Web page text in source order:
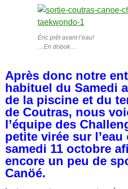
Éric prêt avant l’eau!
…En dobok…
Après donc notre
habituel du Samedi
de la piscine et du
de Coutras, nous
l’équipe des
petite virée sur l’eau
samedi 11 octobre
encore un peu de
Canöé.